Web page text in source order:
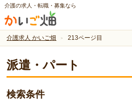
介護の求人・転職・募集なら
介護求人 かいご畑 213ページ目
派遣・パート
検索条件